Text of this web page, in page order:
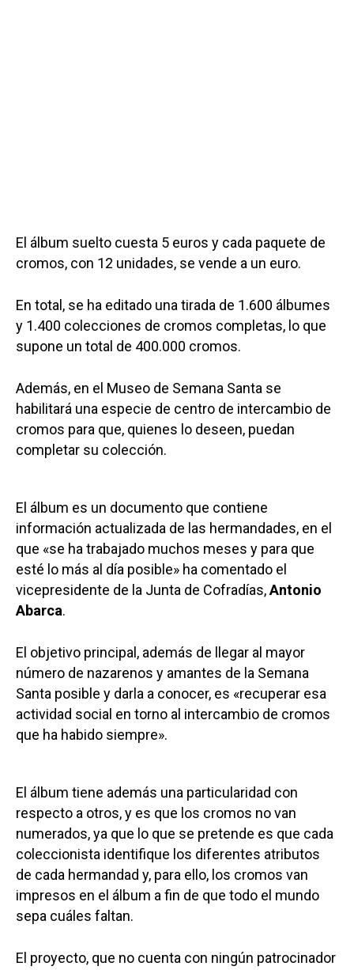
El álbum suelto cuesta 5 euros y cada paquete de
cromos, con 12 unidades, se vende a un euro.
En total, se ha editado una tirada de 1.600 álbumes
y 1.400 colecciones de cromos completas, lo que
supone un total de 400.000 cromos.
Además, en el Museo de Semana Santa se
habilitará una especie de centro de intercambio de
cromos para que, quienes lo deseen, puedan
completar su colección.
El álbum es un documento que contiene
información actualizada de las hermandades, en el
que «se ha trabajado muchos meses y para que
esté lo más al día posible» ha comentado el
vicepresidente de la Junta de Cofradías,Antonio
Abarca.
El objetivo principal, además de llegar al mayor
número de nazarenos y amantes de la Semana
Santa posible y darla a conocer, es «recuperar esa
actividad social en torno al intercambio de cromos
que ha habido siempre».
El álbum tiene además una particularidad con
respecto a otros, y es que los cromos no van
numerados, ya que lo que se pretende es que cada
coleccionista identifique los diferentes atributos
de cada hermandad y, para ello, los cromos van
impresos en el álbum a fin de que todo el mundo
sepa cuáles faltan.
El proyecto, que no cuenta con ningún patrocinador